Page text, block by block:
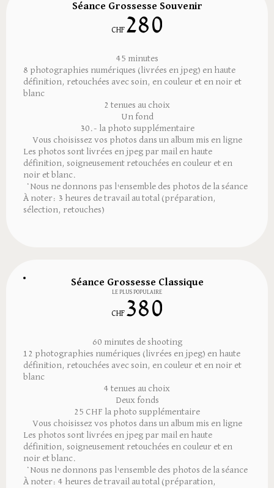
Séance Grossesse Souvenir
CHF280
45 minutes
8 photographies numériques (livrées en jpeg) en haute
définition, retouchées avec soin, en couleur et en noir et
blanc
2 tenues au choix
Un fond
30.- la photo supplémentaire
Vous choisissez vos photos dans un album mis en ligne
Les photos sont livrées en jpeg par mail en haute
définition, soigneusement retouchées en couleur et en
noir et blanc.
*Nous ne donnons pas l'ensemble des photos de la séance
À noter: 3 heures de travail au total (préparation,
sélection, retouches)
Séance Grossesse Classique
LE PLUS POPULAIRE
CHF380
60 minutes de shooting
12 photographies numériques (livrées en jpeg) en haute
définition, retouchées avec soin, en couleur et en noir et
blanc
4 tenues au choix
Deux fonds
25 CHF la photo supplémentaire
Vous choisissez vos photos dans un album mis en ligne
Les photos sont livrées en jpeg par mail en haute
définition, soigneusement retouchées en couleur et en
noir et blanc.
*Nous ne donnons pas l'ensemble des photos de la séance
À noter: 4 heures de travail au total (préparation,